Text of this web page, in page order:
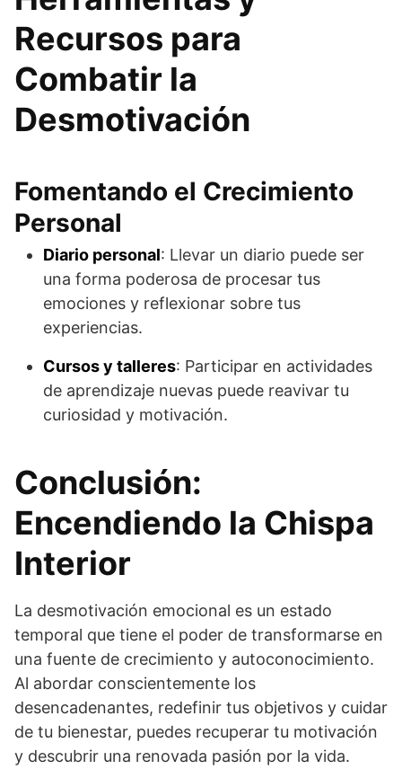
Recursos para
Combatir la
Desmotivación
Fomentando el Crecimiento
Personal
Diario personal: Llevar un diario puede ser
una forma poderosa de procesar tus
emociones y reflexionar sobre tus
experiencias.
Cursos y talleres: Participar en actividades
de aprendizaje nuevas puede reavivar tu
curiosidad y motivación.
Conclusión:
Encendiendo la Chispa
Interior
La desmotivación emocional es un estado
temporal que tiene el poder de transformarse en
una fuente de crecimiento y autoconocimiento.
Al abordar conscientemente los
desencadenantes, redefinir tus objetivos y cuidar
de tu bienestar, puedes recuperar tu motivación
y descubrir una renovada pasión por la vida.